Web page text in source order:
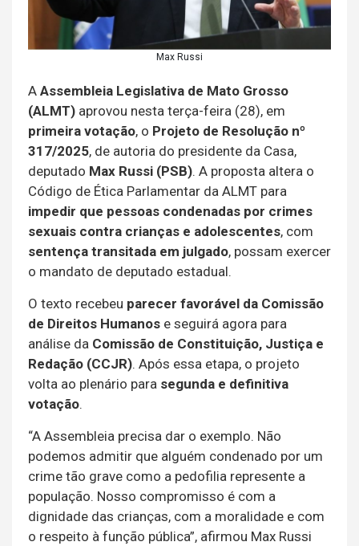
Max Russi
A Assembleia Legislativa de Mato Grosso
(ALMT) aprovou nesta terça-feira (28), em
primeira votação, o Projeto de Resolução nº
317/2025, de autoria do presidente da Casa,
deputado Max Russi (PSB). A proposta altera o
Código de Ética Parlamentar da ALMT para
impedir que pessoas condenadas por crimes
sexuais contra crianças e adolescentes, com
sentença transitada em julgado, possam exercer
o mandato de deputado estadual.
O texto recebeu parecer favorável da Comissão
de Direitos Humanos e seguirá agora para
análise da Comissão de Constituição, Justiça e
Redação (CCJR). Após essa etapa, o projeto
volta ao plenário para segunda e definitiva
votação.
“A Assembleia precisa dar o exemplo. Não
podemos admitir que alguém condenado por um
crime tão grave como a pedofilia represente a
população. Nosso compromisso é com a
dignidade das crianças, com a moralidade e com
o respeito à função pública”, afirmou Max Russi